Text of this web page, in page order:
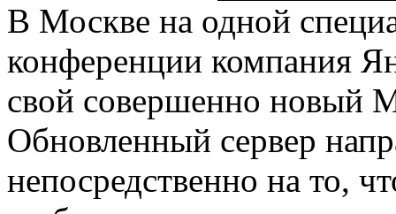
В Москве на одной
конференции компания
свой совершенно новый
Обновленный сервер
непосредственно на то,